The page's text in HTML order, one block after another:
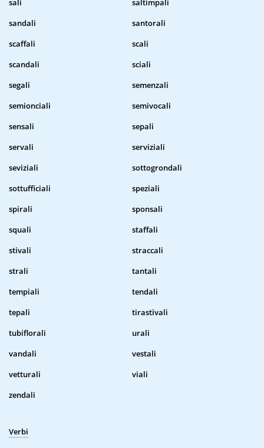
sali
saltimpali
sandali
santorali
scaffali
scali
scandali
sciali
segali
semenzali
semionciali
semivocali
sensali
sepali
servali
serviziali
seviziali
sottogrondali
sottufficiali
speziali
spirali
sponsali
squali
staffali
stivali
straccali
strali
tantali
tempiali
tendali
tepali
tirastivali
tubiflorali
urali
vandali
vestali
vetturali
viali
zendali
Verbi